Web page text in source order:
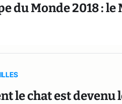
du Monde 2018 :
le chat est